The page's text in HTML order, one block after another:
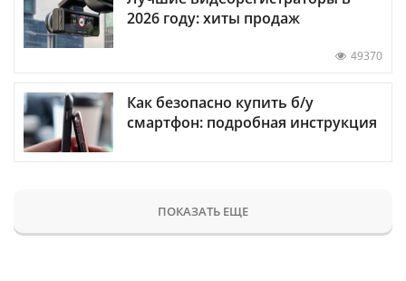
2026 году: хиты продаж
49370
Как безопасно купить б/у
смартфон: подробная инструкция
ПОКАЗАТЬ ЕЩЕ